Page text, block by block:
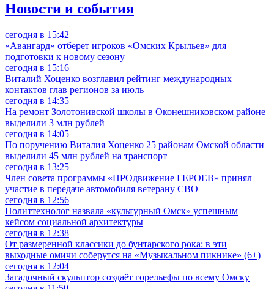
Новости и события
сегодня в 15:42
«Авангард» отберет игроков «Омских Крыльев» для
подготовки к новому сезону
сегодня в 15:16
Виталий Хоценко возглавил рейтинг международных
контактов глав регионов за июль
сегодня в 14:35
На ремонт Золотонивской школы в Оконешниковском районе
выделили 3 млн рублей
сегодня в 14:05
По поручению Виталия Хоценко 25 районам Омской области
выделили 45 млн рублей на транспорт
сегодня в 13:25
Член совета программы «ПРОдвижение ГЕРОЕВ» принял
участие в передаче автомобиля ветерану СВО
сегодня в 12:56
Политтехнолог назвала «культурный Омск» успешным
кейсом социальной архитектуры
сегодня в 12:38
От размеренной классики до бунтарского рока: в эти
выходные омичи соберутся на «Музыкальном пикнике» (6+)
сегодня в 12:04
Загадочный скульптор создаёт горельефы по всему Омску